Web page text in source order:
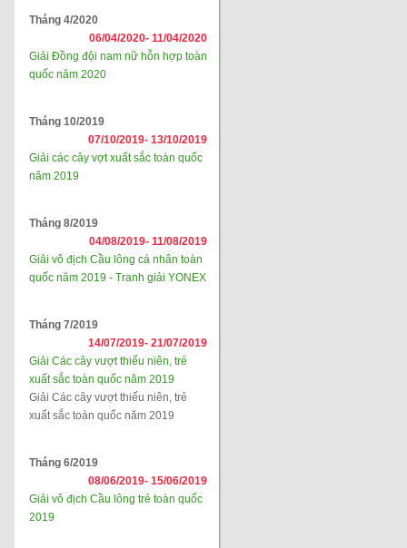
Tháng 4/2020
06/04/2020- 11/04/2020
Giải Đồng đội nam nữ hỗn hợp toàn
quốc năm 2020
Tháng 10/2019
07/10/2019- 13/10/2019
Giải các cây vợt xuất sắc toàn quốc
năm 2019
Tháng 8/2019
04/08/2019- 11/08/2019
Giải vô địch Cầu lông cá nhân toàn
quốc năm 2019 - Tranh giải YONEX
Tháng 7/2019
14/07/2019- 21/07/2019
Giải Các cây vượt thiếu niên, trẻ
xuất sắc toàn quốc năm 2019
Giải Các cây vượt thiếu niên, trẻ
xuất sắc toàn quốc năm 2019
Tháng 6/2019
08/06/2019- 15/06/2019
Giải vô địch Cầu lông trẻ toàn quốc
2019